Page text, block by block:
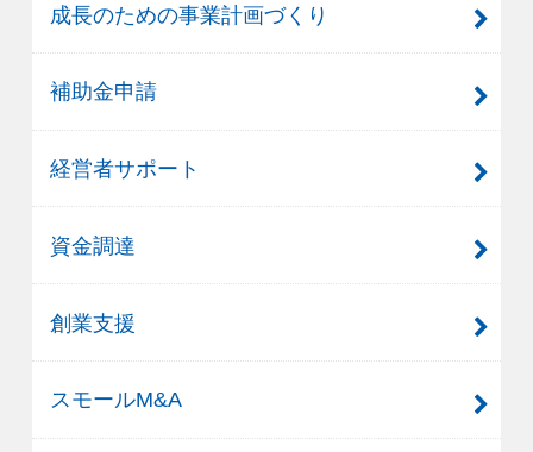
成長のための事業計画づくり
補助金申請
経営者サポート
資金調達
創業支援
スモールM&A